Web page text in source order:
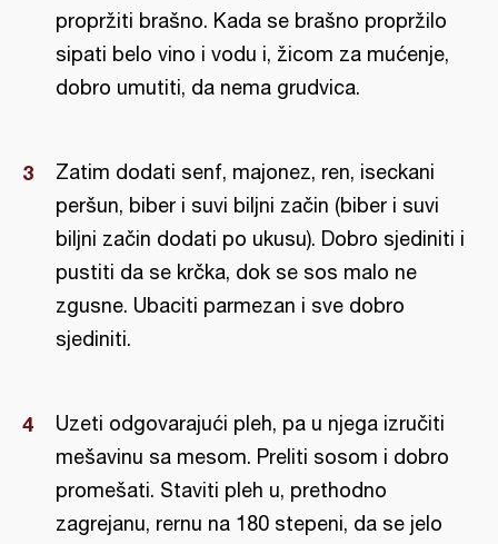
propržiti brašno. Kada se brašno propržilo
sipati belo vino i vodu i, žicom za mućenje,
dobro umutiti, da nema grudvica.
Zatim dodati senf, majonez, ren, iseckani
peršun, biber i suvi biljni začin (biber i suvi
biljni začin dodati po ukusu). Dobro sjediniti i
pustiti da se krčka, dok se sos malo ne
zgusne. Ubaciti parmezan i sve dobro
sjediniti.
Uzeti odgovarajući pleh, pa u njega izručiti
mešavinu sa mesom. Preliti sosom i dobro
promešati. Staviti pleh u, prethodno
zagrejanu, rernu na 180 stepeni, da se jelo